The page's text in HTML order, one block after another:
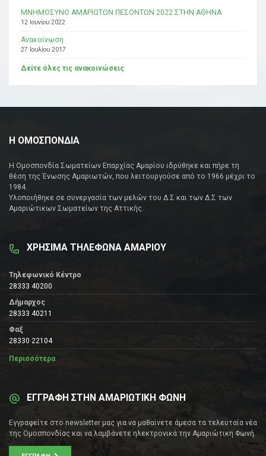
ΜΝΗΜΟΣΥΝΟ ΑΜΑΡΙΩΤΩΝ ΠΕΣΟΝΤΩΝ 2022 ΣΤΗΝ ΑΘΗΝΑ
12 Ιουνίου 2022
Ανακοίνωση
27 Ιουλίου 2017
Δείτε όλες τις ανακοινώσεις
Η ΟΜΟΣΠΟΝΔΙΑ
Η Ομοσπονδία Σωματείων Επαρχίας Αμαρίου ιδρύθηκε και πήρε τη
θέση της Ένωσης Αμαριωτών, που λειτουργούσε από το 1966 μέχρι το
1984.
Υλοποιήθηκε σε συνεργασία των μελών του Δ.Σ και των Δ.Σ των
Αμαριώτικων Σωματείων της Αττικής.
ΧΡΗΣΙΜΑ ΤΗΛΕΦΩΝΑ ΑΜΑΡΙΟΥ
Τηλεφωνικό Κέντρο
28333 40200
Δήμαρχος
28333 40211
Φαξ
28330 22104
Περισσότερα
ΕΓΓΡΑΦΗ ΣΤΗΝ ΑΜΑΡΙΩΤΙΚΗ ΦΩΝΗ
Εγγραφείτε στο newsletter μας για να μαθαίνετε άμεσα τα τελευταία νέα
της Ομοσπονδίας και να λαμβάνετε ηλεκτρονικά την Αμαριώτικη Φωνή.